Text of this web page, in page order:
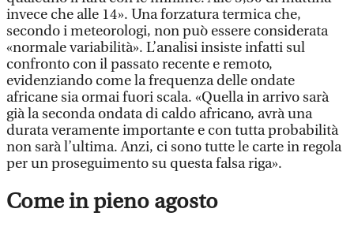
invece che alle 14». Una forzatura termica che,
secondo i meteorologi, non può essere considerata
«normale variabilità». L’analisi insiste infatti sul
confronto con il passato recente e remoto,
evidenziando come la frequenza delle ondate
africane sia ormai fuori scala. «Quella in arrivo sarà
già la seconda ondata di caldo africano, avrà una
durata veramente importante e con tutta probabilità
non sarà l’ultima. Anzi, ci sono tutte le carte in regola
per un proseguimento su questa falsa riga».
Come in pieno agosto